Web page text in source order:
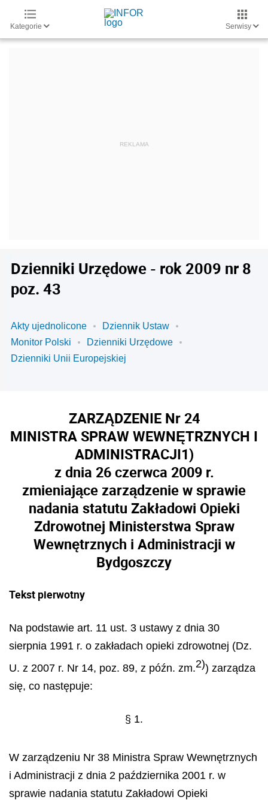
Kategorie Serwisy
Dzienniki Urzędowe - rok 2009 nr 8
poz. 43
Akty ujednolicone
Dziennik Ustaw
Monitor Polski
Dzienniki Urzędowe
Dzienniki Unii Europejskiej
ZARZĄDZENIE Nr 24
MINISTRA SPRAW WEWNĘTRZNYCH I
ADMINISTRACJI1)
z dnia 26 czerwca 2009 r.
zmieniające zarządzenie w sprawie
nadania statutu Zakładowi Opieki
Zdrowotnej Ministerstwa Spraw
Wewnętrznych i Administracji w
Bydgoszczy
Tekst pierwotny
Na podstawie art. 11 ust. 3 ustawy z dnia 30
sierpnia 1991 r. o zakładach opieki zdrowotnej (Dz.
U. z 2007 r. Nr 14, poz. 89, z późn. zm.2)) zarządza
się, co następuje:
§ 1.
W zarządzeniu Nr 38 Ministra Spraw Wewnętrznych
i Administracji z dnia 2 października 2001 r. w
sprawie nadania statutu Zakładowi Opieki